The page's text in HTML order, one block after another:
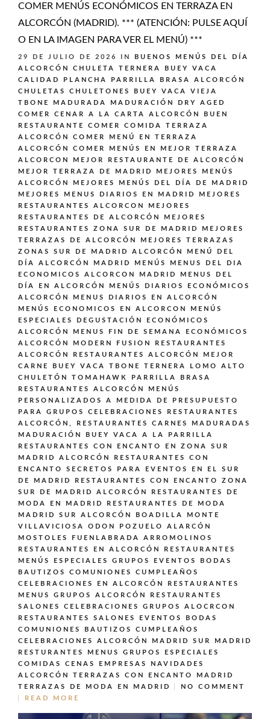
COMER MENÚS ECONÓMICOS EN TERRAZA EN
ALCORCÓN (MADRID). *** (ATENCIÓN: PULSE AQUÍ
O EN LA IMAGEN PARA VER EL MENÚ) ***
29 DE JULIO DE 2026 IN
BUENOS MENÚS DEL DÍA
ALCORCÓN
CHULETA TERNERA BUEY VACA
CALIDAD PLANCHA PARRILLA BRASA ALCORCÓN
CHULETAS CHULETONES BUEY VACA VIEJA
TBONE MADURADA MADURACIÓN DRY AGED
COMER CENAR A LA CARTA ALCORCÓN BUEN
RESTAURANTE
COMER COMIDA TERRAZA
ALCORCÓN
COMER MENÚ EN TERRAZA
ALCORCÓN
COMER MENÚS EN MEJOR TERRAZA
ALCORCON
MEJOR RESTAURANTE DE ALCORCÓN
MEJOR TERRAZA DE MADRID
MEJORES MENÚS
ALCORCÓN
MEJORES MENÚS DEL DÍA DE MADRID
MEJORES MENUS DIARIOS EN MADRID
MEJORES
RESTAURANTES ALCORCON
MEJORES
RESTAURANTES DE ALCORCÓN
MEJORES
RESTAURANTES ZONA SUR DE MADRID
MEJORES
TERRAZAS DE ALCORCÓN
MEJORES TERRAZAS
ZONAS SUR DE MADRID ALCORCÓN
MENÚ DEL
DÍA ALCORCÓN MADRID
MENÚS
MENUS DEL DIA
ECONOMICOS ALCORCON MADRID
MENUS DEL
DÍA EN ALCORCÓN
MENÚS DIARIOS ECONÓMICOS
ALCORCÓN
MENUS DIARIOS EN ALCORCÓN
MENÚS ECONOMICOS EN ALCORCON
MENÚS
ESPECIALES DEGUSTACIÓN ECONÓMICOS
ALCORCÓN
MENUS FIN DE SEMANA ECONÓMICOS
ALCORCÓN
MODERN FUSION
RESTAURANTES
ALCORCÓN
RESTAURANTES ALCORCÓN MEJOR
CARNE BUEY VACA TBONE TERNERA LOMO ALTO
CHULETÓN TOMAHAWK PARRILLA BRASA
RESTAURANTES ALCORCÓN MENÚS
PERSONALIZADOS A MEDIDA DE PRESUPUESTO
PARA GRUPOS CELEBRACIONES
RESTAURANTES
ALCORCÓN,
RESTAURANTES CARNES MADURADAS
MADURACIÓN BUEY VACA A LA PARRILLA
RESTAURANTES CON ENCANTO EN ZONA SUR
MADRID ALCORCÓN
RESTAURANTES CON
ENCANTO SECRETOS PARA EVENTOS EN EL SUR
DE MADRID
RESTAURANTES CON ENCANTO ZONA
SUR DE MADRID ALCORCÓN
RESTAURANTES DE
MODA EN MADRID
RESTAURANTES DE MODA
MADRID SUR ALCORCÓN BOADILLA MONTE
VILLAVICIOSA ODON POZUELO ALARCÓN
MOSTOLES FUENLABRADA ARROMOLINOS
RESTAURANTES EN ALCORCÓN
RESTAURANTES
MENÚS ESPECIALES GRUPOS EVENTOS BODAS
BAUTIZOS COMUNIONES CUMPLEAÑOS
CELEBRACIONES EN ALCORCÓN
RESTAURANTES
MENUS GRUPOS ALCORCÓN
RESTAURANTES
SALONES CELEBRACIONES GRUPOS ALOCRCON
RESTAURANTES SALONES EVENTOS BODAS
COMUNIONES BAUTIZOS CUMPLEAÑOS
CELEBRACIONES ALCORCÓN MADRID SUR MADRID
RESTURANTES MENUS GRUPOS ESPECIALES
COMIDAS CENAS EMPRESAS NAVIDADES
ALCORCÓN
TERRAZAS CON ENCANTO MADRID
TERRAZAS DE MODA EN MADRID
NO COMMENT
READ MORE